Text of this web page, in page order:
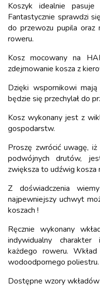
Koszyk idealnie
Fantastycznie sprawdzi
do przewozu pupila oraz
roweru.
Kosz mocowany na
zdejmowanie kosza z
Dzięki wspornikowi
będzie się przechylał do
Kosz wykonany jest z
gospodarstw.
Proszę zwrócić uwagę,
podwójnych drutów,
zwiększa to udźwig
Z doświadczenia
najpewniejszy uchwyt
koszach !
Ręcznie wykonany
indywidualny
każdego roweru.
wodoodpornego poliestru.
Dostępne wzory